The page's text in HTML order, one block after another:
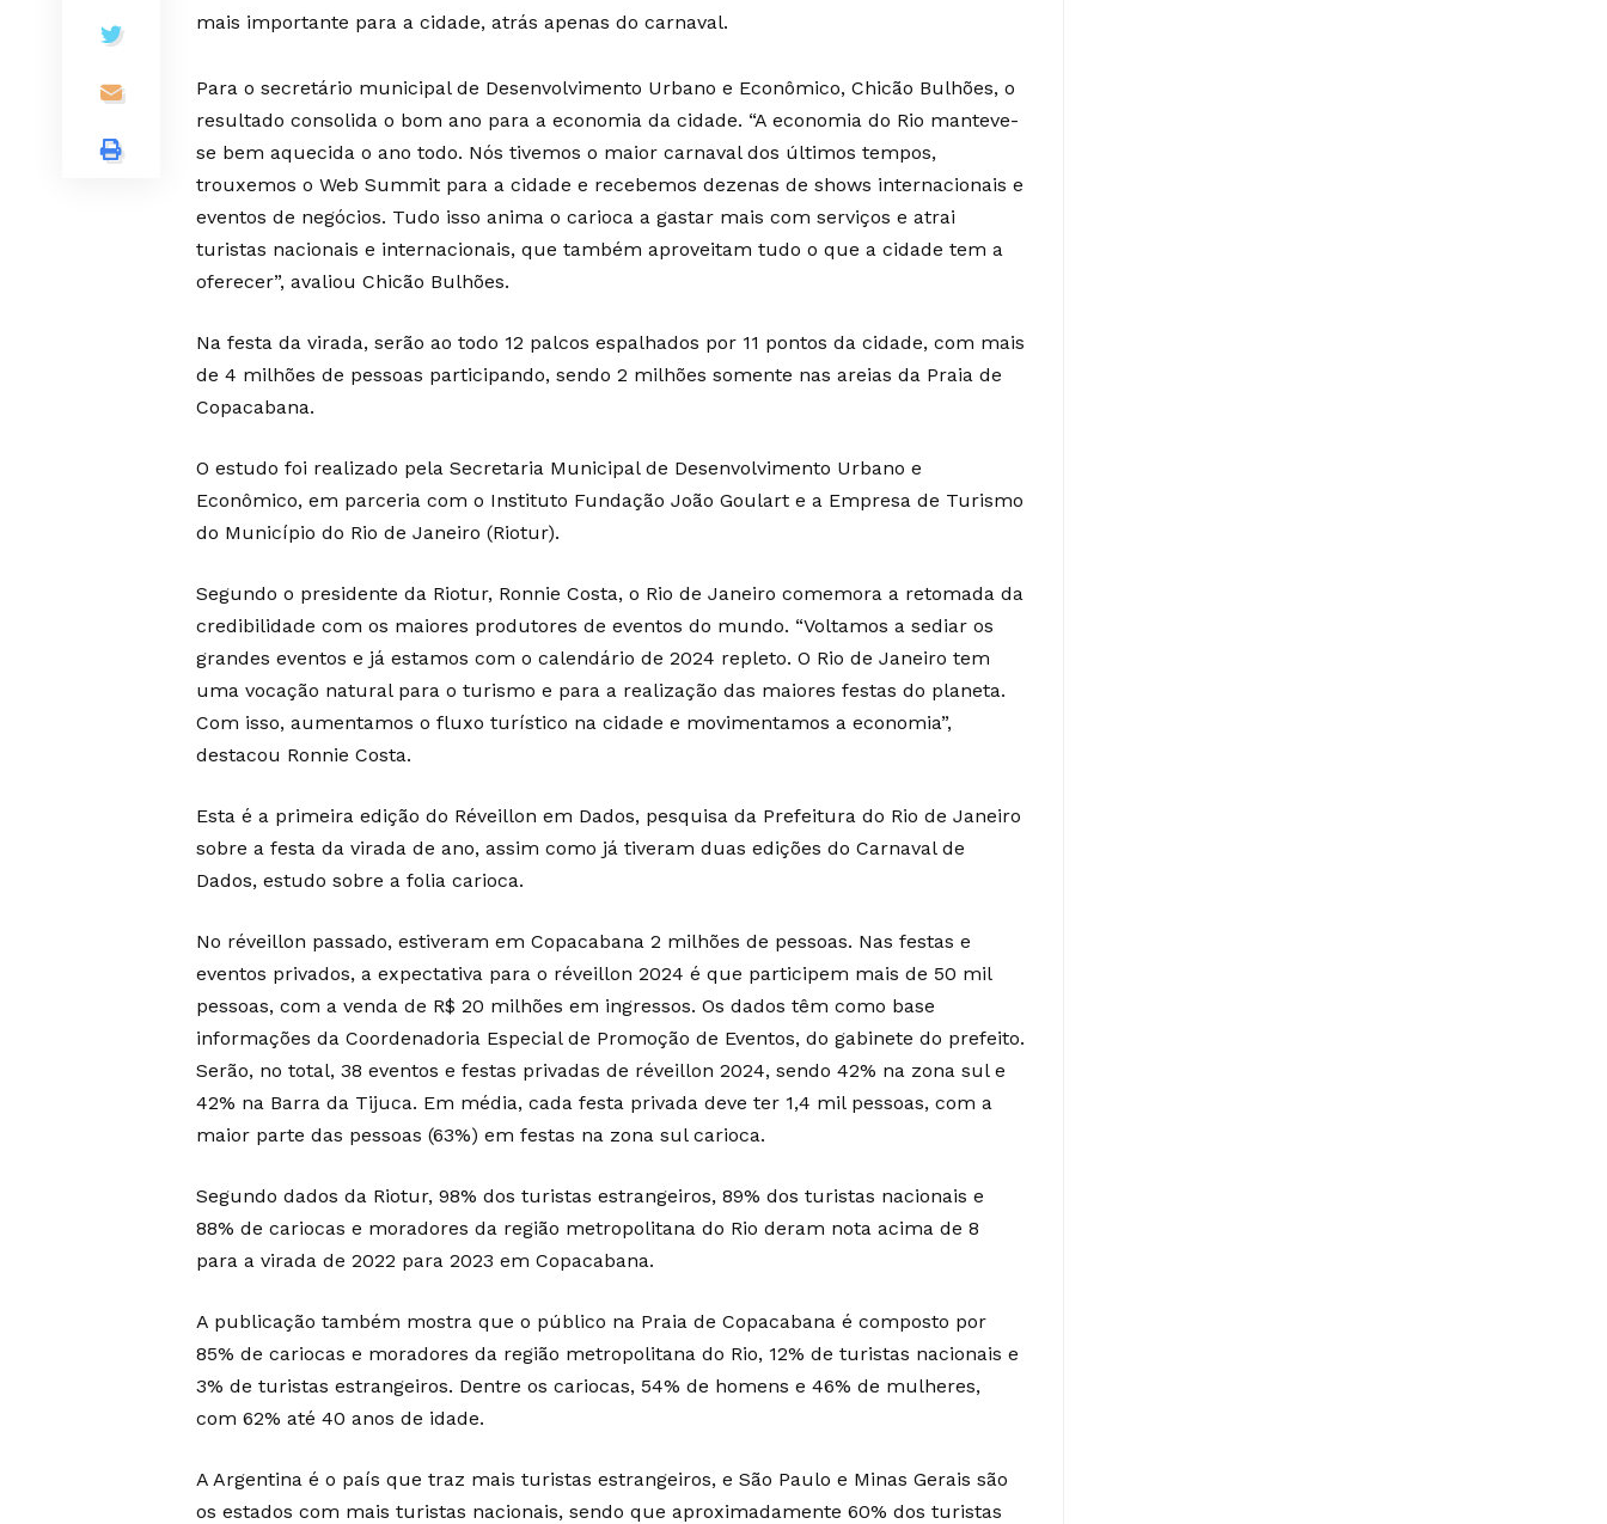
mais importante para a cidade, atrás apenas do carnaval.
Para o secretário municipal de Desenvolvimento Urbano e Econômico, Chicão Bulhões, o
resultado consolida o bom ano para a economia da cidade. “A economia do Rio manteve-
se bem aquecida o ano todo. Nós tivemos o maior carnaval dos últimos tempos,
trouxemos o Web Summit para a cidade e recebemos dezenas de shows internacionais e
eventos de negócios. Tudo isso anima o carioca a gastar mais com serviços e atrai
turistas nacionais e internacionais, que também aproveitam tudo o que a cidade tem a
oferecer”, avaliou Chicão Bulhões.
Na festa da virada, serão ao todo 12 palcos espalhados por 11 pontos da cidade, com mais
de 4 milhões de pessoas participando, sendo 2 milhões somente nas areias da Praia de
Copacabana.
O estudo foi realizado pela Secretaria Municipal de Desenvolvimento Urbano e
Econômico, em parceria com o Instituto Fundação João Goulart e a Empresa de Turismo
do Município do Rio de Janeiro (Riotur).
Segundo o presidente da Riotur, Ronnie Costa, o Rio de Janeiro comemora a retomada da
credibilidade com os maiores produtores de eventos do mundo. “Voltamos a sediar os
grandes eventos e já estamos com o calendário de 2024 repleto. O Rio de Janeiro tem
uma vocação natural para o turismo e para a realização das maiores festas do planeta.
Com isso, aumentamos o fluxo turístico na cidade e movimentamos a economia”,
destacou Ronnie Costa.
Esta é a primeira edição do Réveillon em Dados, pesquisa da Prefeitura do Rio de Janeiro
sobre a festa da virada de ano, assim como já tiveram duas edições do Carnaval de
Dados, estudo sobre a folia carioca.
No réveillon passado, estiveram em Copacabana 2 milhões de pessoas. Nas festas e
eventos privados, a expectativa para o réveillon 2024 é que participem mais de 50 mil
pessoas, com a venda de R$ 20 milhões em ingressos. Os dados têm como base
informações da Coordenadoria Especial de Promoção de Eventos, do gabinete do prefeito.
Serão, no total, 38 eventos e festas privadas de réveillon 2024, sendo 42% na zona sul e
42% na Barra da Tijuca. Em média, cada festa privada deve ter 1,4 mil pessoas, com a
maior parte das pessoas (63%) em festas na zona sul carioca.
Segundo dados da Riotur, 98% dos turistas estrangeiros, 89% dos turistas nacionais e
88% de cariocas e moradores da região metropolitana do Rio deram nota acima de 8
para a virada de 2022 para 2023 em Copacabana.
A publicação também mostra que o público na Praia de Copacabana é composto por
85% de cariocas e moradores da região metropolitana do Rio, 12% de turistas nacionais e
3% de turistas estrangeiros. Dentre os cariocas, 54% de homens e 46% de mulheres,
com 62% até 40 anos de idade.
A Argentina é o país que traz mais turistas estrangeiros, e São Paulo e Minas Gerais são
os estados com mais turistas nacionais, sendo que aproximadamente 60% dos turistas